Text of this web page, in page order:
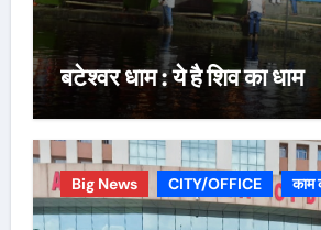
बटेश्वर धाम : ये है शिव का धाम
Big News CITY/OFFICE काम